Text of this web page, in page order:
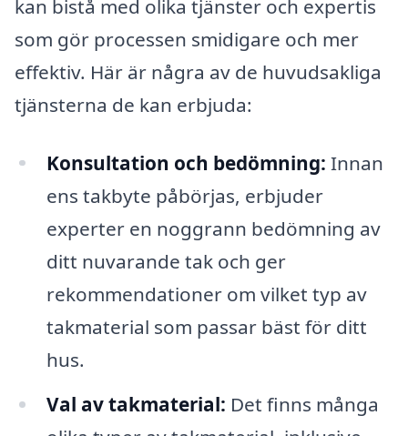
kan bistå med olika tjänster och expertis
som gör processen smidigare och mer
effektiv. Här är några av de huvudsakliga
tjänsterna de kan erbjuda:
Konsultation och bedömning: Innan
ens takbyte påbörjas, erbjuder
experter en noggrann bedömning av
ditt nuvarande tak och ger
rekommendationer om vilket typ av
takmaterial som passar bäst för ditt
hus.
Val av takmaterial: Det finns många